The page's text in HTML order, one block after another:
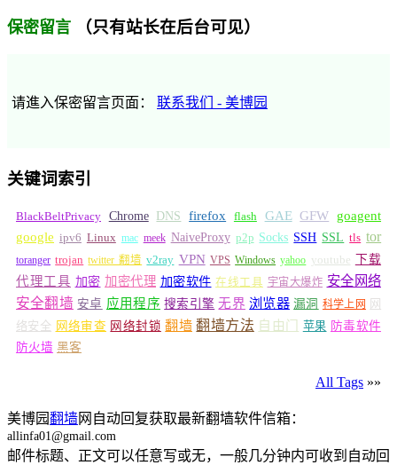
保密留言 （只有站长在后台可见）
请進入保密留言页面： 联系我们 - 美博园
关键词索引
BlackBeltPrivacy Chrome DNS firefox flash GAE GFW
goagent
google ipv6 Linux mac meek NaiveProxy p2p Socks SSH SSL tls tor
toranger trojan twitter 翻墙 v2ray VPN VPS Windows yahoo youtube 下载
代理工具 加密 加密代理 加密软件 在线工具 宇宙大爆炸 安全网络
安全翻墙 安卓 应用程序 搜索引擎 无界 浏览器 漏洞 科学上网
网
络安全 网络审查 网络封锁 翻墙 翻墙方法 自由门 苹果 防毒软件
防火墙 黑客
All Tags »»
美博园翻墙网自动回复获取最新翻墙软件信箱：
allinfa01@gmail.com
邮件标题、正文可以任意写或无，一般几分钟内可收到自动回